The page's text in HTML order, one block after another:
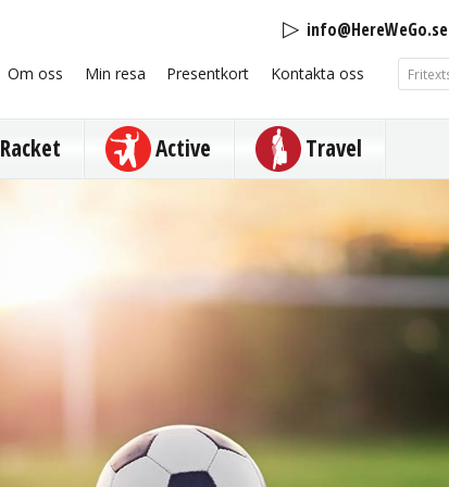
info@HereWeGo.se
Om oss Min resa Presentkort Kontakta oss
Racket Active Travel